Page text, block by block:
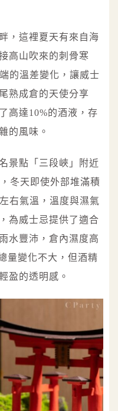
，這裡夏天有來自海
高山吹來的刺骨寒
的溫差變化，讓威士
熟成倉的天使分享
高達10%的酒液，存
的風味。
景點「三段峽」附近
冬天即使外部堆滿積
右氣溫，溫度與濕氣
為威士忌提供了適合
水豐沛，倉內濕度高
量變化不大，但酒精
盈的透明感。